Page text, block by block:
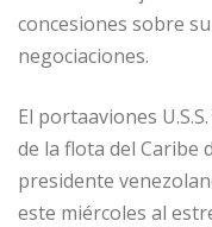
concesiones sobre
negociaciones.
El portaaviones
de la flota del Caribe
presidente
este miércoles al